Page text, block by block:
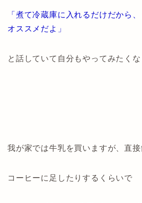
「煮て冷蔵庫に入れるだけだから
オススメだよ」
と話していて自分もやってみたくな
我が家では牛乳を買いますが、直接
コーヒーに足したりするくらいで